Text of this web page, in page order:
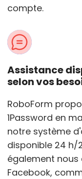
compte.
Assistance
selon vos
RoboForm
1Password en
notre système
disponible 24 h/
également nous
Facebook,